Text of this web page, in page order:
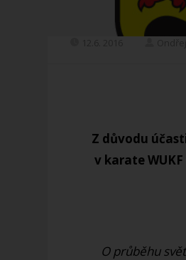
Z důvodu
v karate
O průběhu